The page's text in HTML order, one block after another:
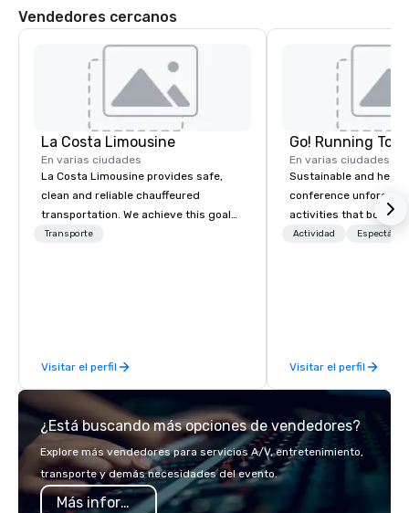
Vendedores cercanos
La Costa Limousine
En varias ciudades
La Costa Limousine provides safe,
clean and reliable chauffeured
transportation. We achieve this goal
with highly trained chauffeurs, the
late model luxury vehicles to the
highly experienced and professional
team of chauffeurs and support staff;
you will know quality when you travel
with La Costa Limousine.
Transporte
Visitar el perfil
Go! Running
En varias ciudades
Sustainable and
conference
activities that boost
lower carbon
Actividad
Visitar el perfil
¿Está buscando más opciones de vendedores?
Explore más vendedores para servicios A/V, entretenimiento,
transporte y demás necesidades del evento.
Más información